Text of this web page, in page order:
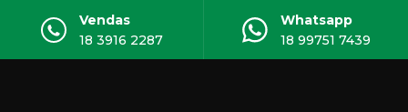
Vendas
18 3916 2287
Whatsapp
18 99751 7439